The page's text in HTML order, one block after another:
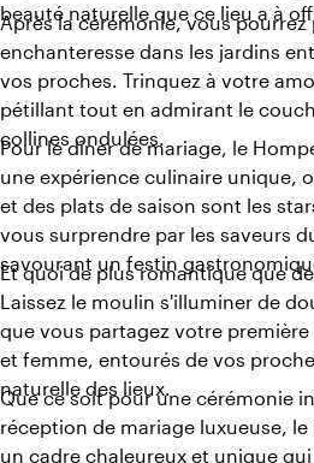
beauté naturelle que ce lieu a à
Après la cérémonie, vous
enchanteresse dans les jardins
vos proches. Trinquez à votre
pétillant tout en admirant le
collines ondulées.
Pour le dîner de mariage, le
une expérience culinaire unique,
et des plats de saison sont les
vous surprendre par les saveurs
savourant un festin
Et quoi de plus romantique que
Laissez le moulin s'illuminer de
que vous partagez votre
et femme, entourés de vos
naturelle des lieux.
Que ce soit pour une cérémonie
réception de mariage luxueuse,
un cadre chaleureux et unique